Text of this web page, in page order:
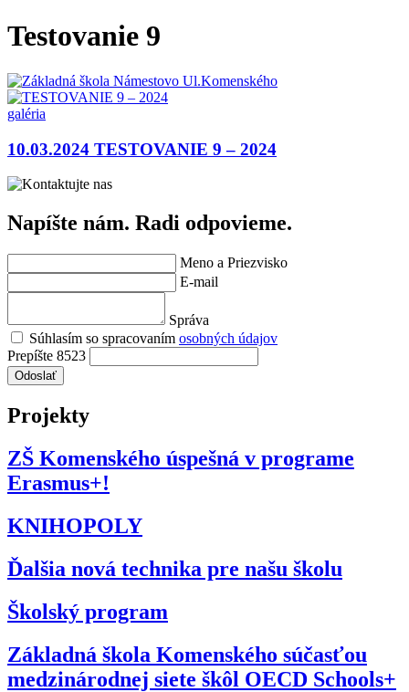
Testovanie 9
galéria
10.03.2024 TESTOVANIE 9 – 2024
Napíšte nám. Radi odpovieme.
Meno a Priezvisko
E-mail
Správa
Súhlasím so spracovaním osobných údajov
Prepíšte 8523
Odoslať
Projekty
ZŠ Komenského úspešná v programe
Erasmus+!
KNIHOPOLY
Ďalšia nová technika pre našu školu
Školský program
Základná škola Komenského súčasťou
medzinárodnej siete škôl OECD Schools+